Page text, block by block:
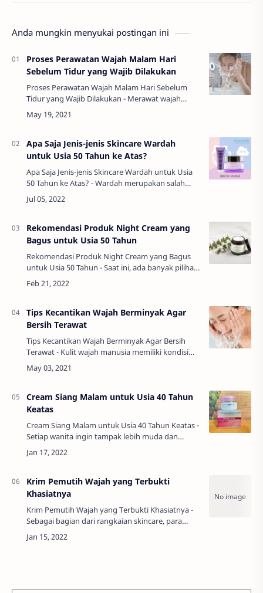
Anda mungkin menyukai postingan ini
Proses Perawatan Wajah Malam Hari
Sebelum Tidur yang Wajib Dilakukan
Proses Perawatan Wajah Malam Hari Sebelum
Tidur yang Wajib Dilakukan - Merawat wajah
dengan baik dan benar saat ini menjadi salah
satu hal yang menarik banyak perhatian
Apa Saja Jenis-jenis Skincare Wardah
untuk Usia 50 Tahun ke Atas?
Apa Saja Jenis-jenis Skincare Wardah untuk Usia
50 Tahun ke Atas? - Wardah merupakan salah
satu produk kecantikan atau skincare asal
Indonesia yang memiliki banyak pengguna. Salah
Rekomendasi Produk Night Cream yang
Bagus untuk Usia 50 Tahun
Rekomendasi Produk Night Cream yang Bagus
untuk Usia 50 Tahun - Saat ini, ada banyak pilihan
produk night cream yang bagus untuk usia 50
tahun, sehingga Anda tidak perlu khawatir k…
Tips Kecantikan Wajah Berminyak Agar
Bersih Terawat
Tips Kecantikan Wajah Berminyak Agar Bersih
Terawat - Kulit wajah manusia memiliki kondisi
yang berbeda-beda tergantung kondisi tubuh
maupun kondisi alami dari wajah pemiliknya. Se…
Cream Siang Malam untuk Usia 40 Tahun
Keatas
Cream Siang Malam untuk Usia 40 Tahun Keatas -
Setiap wanita ingin tampak lebih muda dan
segar, bebas dari tanda-tanda penuaan. Untuk
mewujudkan impian tersebut, hadirlah cream
Krim Pemutih Wajah yang Terbukti
Khasiatnya
Krim Pemutih Wajah yang Terbukti Khasiatnya -
Sebagai bagian dari rangkaian skincare, para
wanita biasanya membutuhkan krim pemutih
wajah yang terbukti khasiatnya dan bisa